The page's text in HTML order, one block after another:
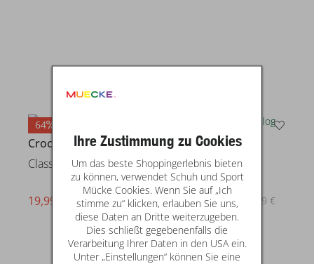
64
Crocs
Classic Clog Olaf
statt* 54,99 €
19,99 €
Crocs
Classic Lined Clog
statt* 49,99 €
19,99 €
Ihre Zustimmung zu Cookies
Um das beste Shoppingerlebnis bieten
zu können, verwendet Schuh und Sport
Mücke Cookies. Wenn Sie auf „Ich
stimme zu“ klicken, erlauben Sie uns,
diese Daten an Dritte weiterzugeben.
Dies schließt gegebenenfalls die
Verarbeitung Ihrer Daten in den USA ein.
Unter „Einstellungen“ können Sie eine